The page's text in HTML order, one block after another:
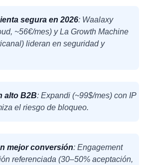
segura en 2026: Waalaxy
~56€/mes) y La Growth Machine
lideran en seguridad y
alto B2B: Expandi (~99$/mes) con IP
el riesgo de bloqueo.
mejor conversión: Engagement
referenciada (30–50% aceptación,